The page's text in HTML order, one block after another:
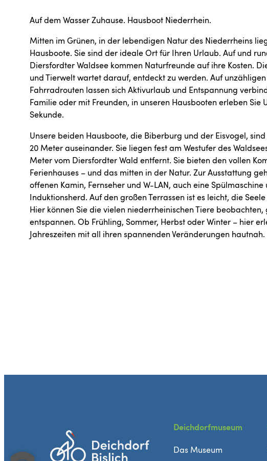
Auf dem Wasser Zuhause. Hausboot Niederrhein.
Mitten im Grünen, in der lebendigen Natur des Niederrheins
Hausboote. Sie sind der ideale Ort für Ihren Urlaub. Auf und
Diersfordter Waldsee kommen Naturfreunde auf ihre Kosten.
und Tierwelt wartet darauf, entdeckt zu werden. Auf
Fahrradrouten lassen sich Aktivurlaub und Entspannung
Familie oder mit Freunden, in unseren Hausbooten erleben Sie
Sekunde.
Unsere beiden Hausboote, die Biberburg und der Eisvogel,
20 Meter auseinander. Sie liegen fest am Westufer des
Meter vom Diersfordter Wald entfernt. Sie bieten den vollen
Ferienhauses – und das mitten in der Natur. Zur Ausstattung
offenen Kamin, Fernseher und W-LAN, auch eine Spülmaschine
Induktionsherd. Auf den großen Terrassen ist es leicht, die
Hier können Sie die vielen niederrheinischen Tiere beobachten,
entspannen. Ob Frühling, Sommer, Herbst oder Winter – hier
Jahreszeiten mit all ihren spannenden Veränderungen hautnah.
Deichdorfmuseum
Das Museum